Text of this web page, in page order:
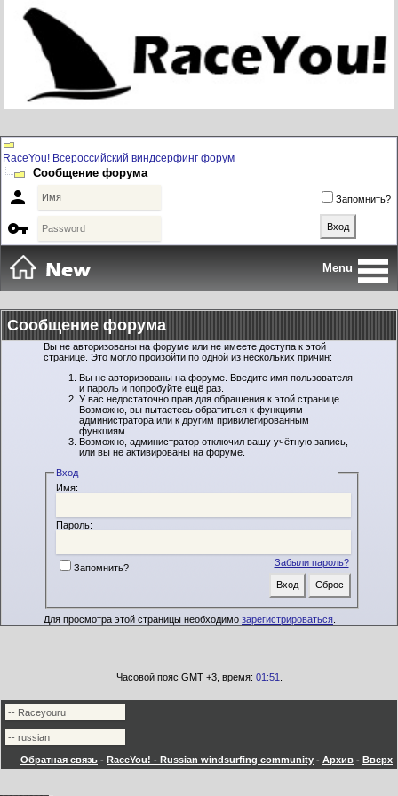
RaceYou! Всероссийский виндсерфинг форум
Сообщение форума
 Запомнить?

Menu
Сообщение форума
Вы не авторизованы на форуме или не имеете доступа к этой
странице. Это могло произойти по одной из нескольких причин:
Вы не авторизованы на форуме. Введите имя пользователя
и пароль и попробуйте ещё раз.
У вас недостаточно прав для обращения к этой странице.
Возможно, вы пытаетесь обратиться к функциям
администратора или к другим привилегированным
функциям.
Возможно, администратор отключил вашу учётную запись,
или вы не активированы на форуме.
Вход
Имя:
Пароль:
Забыли пароль?
Запомнить?
Для просмотра этой страницы необходимо зарегистрироваться
Часовой пояс GMT +3, время: 01:51
Обратная связь - RaceYou! - Russian windsurfing community - Архив - Вверх